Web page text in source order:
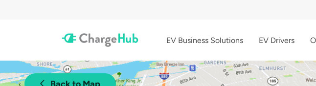
EV Business Solutions EV Drivers